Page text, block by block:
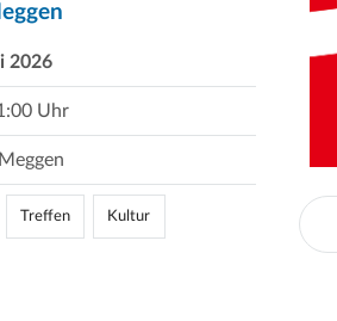
2026
Uhr
Treffen Kultur